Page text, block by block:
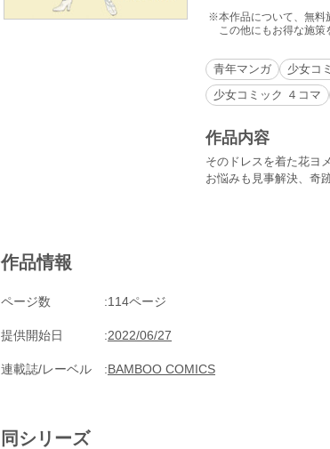
本作品について、無料
この他にもお得な施
青年マンガ 少女コ
少女コミック ４コマ
作品内容
そのドレスを着た花ヨ
お悩みも見事解決、奇
作品情報
ページ数 114ページ
提供開始日 2022/06/27
連載誌/レーベル BAMBOO COMICS
同シリーズ